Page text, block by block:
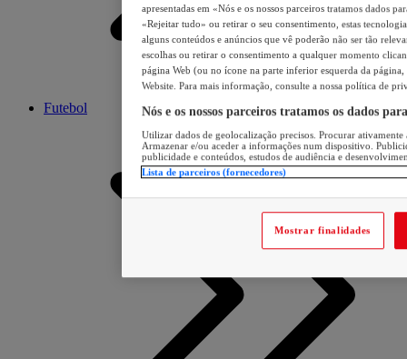
Futebol
apresentadas em «Nós e os nossos parceiros tratamos dados
«Rejeitar tudo» ou retirar o seu consentimento, estas
alguns conteúdos e anúncios que vê poderão não ser tão
escolhas ou retirar o consentimento a qualquer momento
página Web (ou no ícone na parte inferior esquerda da página,
Website. Para mais informação, consulte a nossa política de
Nós e os nossos parceiros tratamos os dados
Utilizar dados de geolocalização precisos. Procurar
Armazenar e/ou aceder a informações num dispositivo.
publicidade e conteúdos, estudos de audiência e
Lista de parceiros (fornecedores)
Mostrar finalidades